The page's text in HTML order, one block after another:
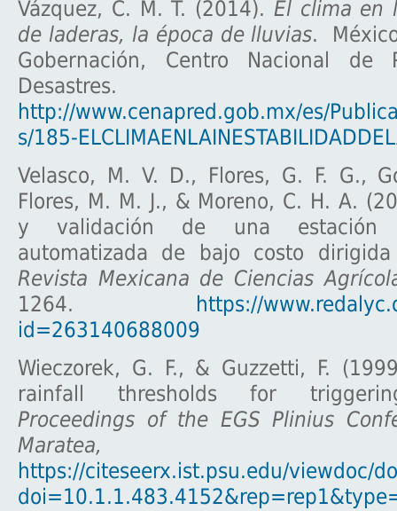
Vázquez, C. M. T. (2014). El clima en
de laderas, la época de lluvias.
Gobernación, Centro Nacional de
Desastres.
http://www.cenapred.gob.mx/es/
s/185-
Velasco, M. V. D., Flores, G. F. G.,
Flores, M. M. J., & Moreno, C. H. A.
y validación de una estación
automatizada de bajo costo
Revista Mexicana de Ciencias
1264.
https://
id=263140688009
Wieczorek, G. F., & Guzzetti, F.
rainfall thresholds for
Proceedings of the EGS Plinius
Maratea,
https://citeseerx.ist.psu.edu/viewdoc/